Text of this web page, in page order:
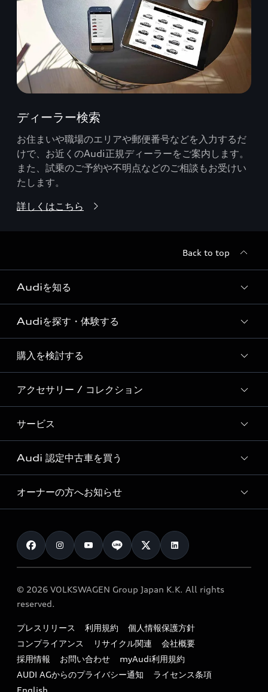
ディーラー検索
お住まいや職場のエリアや郵便番号などを入力するだ
けで、お近くのAudi正規ディーラーをご案内します。
また、試乗のご予約や不明点などのご相談もお受けい
たします。
詳しくはこちら
Back to top
Audiを知る
Audi ブランド
Story of Progress
Audi Sport
Formula 1®
デジタルサービス
Audiを探す・体験する
ディーラー検索
新車在庫検索
試乗車・展示車検索
見積もり依頼
試乗予約
購入を検討する
モデル一覧
特別仕様モデル / 限定モデル
e-tronラインアップ
価格シミュレーション
車両比較
カタログ一覧
アクセサリー / コレクション
純正アクセサリー
オンラインショップ
Audi collection
アウディナビアプリ
サービス
サービス入庫予約
サービスプログラム
メンテナンス
車検 / 定期点検
e-tronアフターサポート
myAudi
Audi 認定中古車を買う
Audi認定中古車
クオリティ
保証
メンテナンス
ファイナンス
キャンペーン / イベント
買取査定
オーナーの方へお知らせ
お知らせ
オーナー様向けキャンペーン
特定整備適用車一覧
リサイクル法
よくある質問（FAQ）
© 2026 VOLKSWAGEN Group Japan K.K. All rights
reserved.
プレスリリース 利用規約
個人情報保護方針
コンプライアンス
リサイクル関連
会社概要
採用情報
お問い合わせ
myAudi利用規約
AUDI AGからのプライバシー通知
ライセンス条項
English